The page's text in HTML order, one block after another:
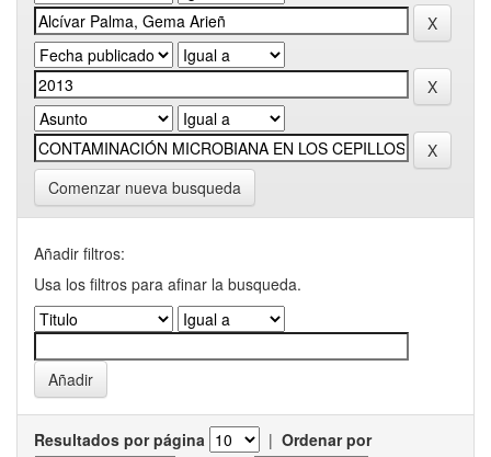
Comenzar nueva busqueda
Añadir filtros:
Usa los filtros para afinar la busqueda.
Resultados por página | Ordenar por